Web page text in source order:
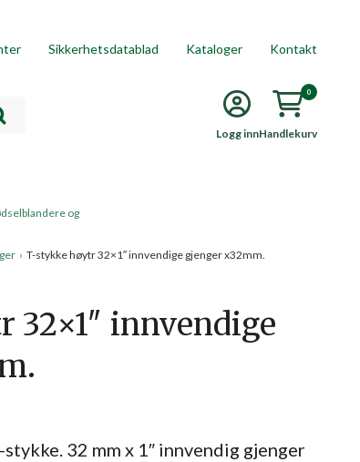
Sikkerhetsdatablad Kataloger Kontakt
Logg innHandlekurv
0
og
› T-stykke høytr 32×1″ innvendige gjenger x32mm.
32×1″ innvendige
32 mm x 1″ innvendig gjenger